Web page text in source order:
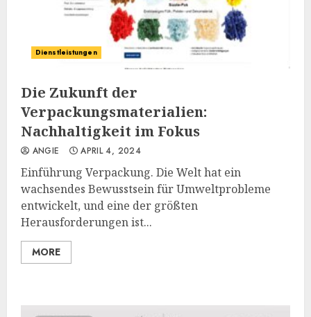
Dienstleistungen
Die Zukunft der
Verpackungsmaterialien:
Nachhaltigkeit im Fokus
ANGIE APRIL 4, 2024
Einführung Verpackung. Die Welt hat ein
wachsendes Bewusstsein für Umweltprobleme
entwickelt, und eine der größten
Herausforderungen ist...
MORE